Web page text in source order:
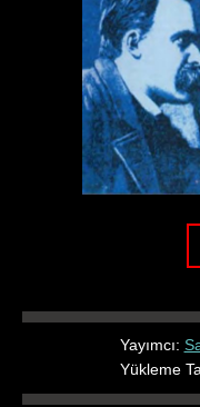
Yayımcı:
Yükleme